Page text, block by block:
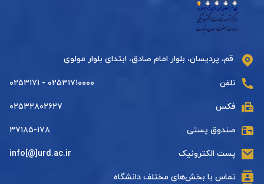
قم، پردیسان، بلوار امام صادق، ابتدای بلوار مولوی
تلفن ۰۲۵۳۱۷۱۰۰۰۰ - ۰۲۵۳۱۷۱
فکس ۰۲۵۳۲۸۰۲۶۲۷
صندوق پستی ۳۷۱۸۵-۱۷۸
پست الکترونیک info[@]urd.ac.ir
تماس با بخش‌های مختلف دانشگاه